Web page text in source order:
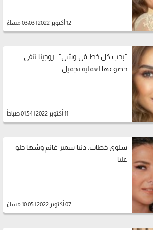
12 أكتوبر 2022 | 03:03 مساءً
"بحب كل خط في وشي".. روچينا تنفي
خضوعها لعملية تجميل
11 أكتوبر 2022 | 01:54 صباحاً
سلوى خطاب: دنيا سمير غانم وشها حلو
عليا
07 أكتوبر 2022 | 10:05 مساءً